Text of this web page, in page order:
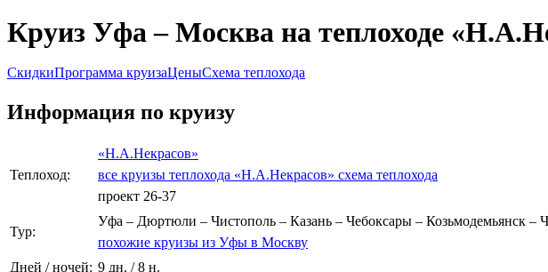
Круиз Уфа – Москва на теплоходе
СкидкиПрограмма круизаЦеныСхема теплохода
Информация по круизу
Теплоход:
«Н.А.Некрасов»
все круизы теплохода «Н.А.Некрасов» схема теплохода
проект 26-37
Тур:
Уфа – Дюртюли – Чистополь – Казань – Чебоксары – Козьмодемьянск –
похожие круизы из Уфы в Москву
Дней / ночей: 9 дн. / 8 н.